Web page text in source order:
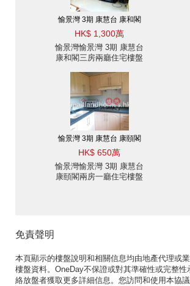
愉景灣 3期 康慧台 康和閣
HK$ 1,300萬
愉景灣愉景灣 3期 康慧台
康和閣三房兩廳住宅樓盤
愉景灣 3期 康慧台 康頤閣
HK$ 650萬
愉景灣愉景灣 3期 康慧台
康頤閣兩房一廳住宅樓盤
免責聲明
本頁顯示的樓盤說明和相關信息均由地產代理或
樓盤資料。OneDay不保證或對其準確性或完整
絡放盤者獲取更多詳細信息。您訪問和使用本協